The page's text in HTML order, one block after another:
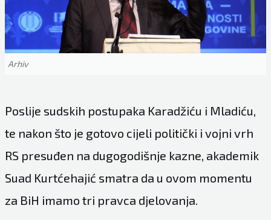
Arhiv
Poslije sudskih postupaka Karadžiću i Mladiću,
te nakon što je gotovo cijeli politički i vojni vrh
RS presuđen na dugogodišnje kazne, akademik
Suad Kurtćehajić smatra da u ovom momentu
za BiH imamo tri pravca djelovanja.